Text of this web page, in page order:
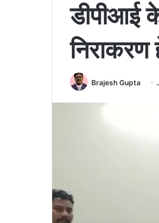
डीपीआई
निराकरण
Brajesh Gupta